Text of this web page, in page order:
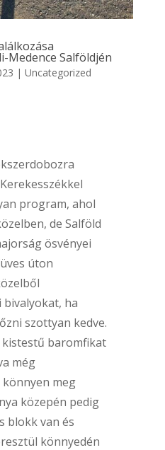
Medence Salföldjén
| Uncategorized
program, ahol
de Salföld
ösvényei
úton
bivalyokat, ha
szottyan kedve.
baromfikat
még
meg
közepén pedig
blokk van és
könnyedén